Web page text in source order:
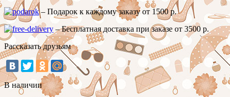
– Подарок к каждому заказу от 1500 р.
– Бесплатная доставка при заказе от 3500 р.
Рассказать друзьям
В наличии